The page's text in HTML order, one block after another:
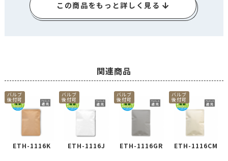
この商品をもっと詳しく見る
関連商品
ETH-1116K
バルブ
後付可
ETH-1116J
バルブ
後付可
ETH-1116GR
バルブ
後付可
ETH-1116CM
バルブ
後付可